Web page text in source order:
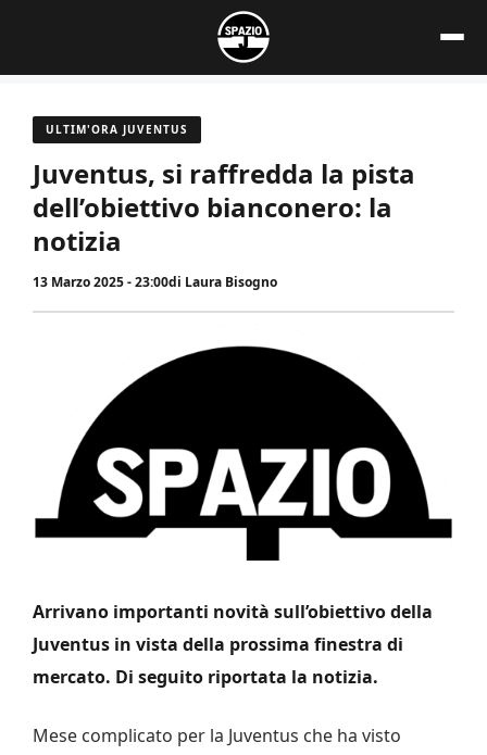
contenuto
ULTIM'ORA JUVENTUS
Juventus, si raffredda la pista
dell’obiettivo bianconero: la
notizia
13 Marzo 2025 - 23:00di Laura Bisogno
Arrivano importanti novità sull’obiettivo della
Juventus in vista della prossima finestra di
mercato. Di seguito riportata la notizia.
Mese complicato per la Juventus che ha visto